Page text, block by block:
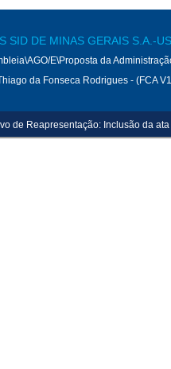
SID DE MINAS GERAIS S.A.-
E\Proposta da
da Fonseca Rodrigues - (FCA
de Reapresentação: Inclusão da